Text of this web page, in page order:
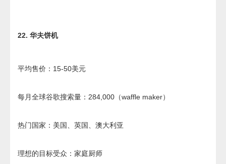
22. 华夫饼机
平均售价：15-50美元
每月全球谷歌搜索量：284,000（waffle maker）
热门国家：美国、英国、澳大利亚
理想的目标受众：家庭厨师